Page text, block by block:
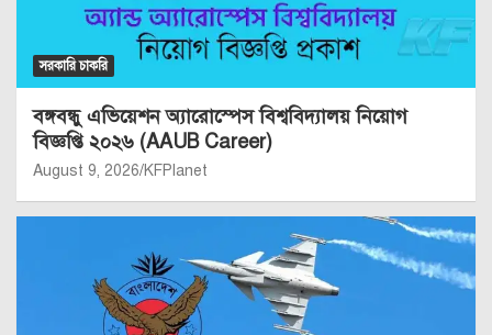
সরকারি চাকরি
বঙ্গবন্ধু এভিয়েশন অ্যারোস্পেস বিশ্ববিদ্যালয় নিয়োগ
বিজ্ঞপ্তি ২০২৬ (AAUB Career)
August 9, 2026 KFPlanet